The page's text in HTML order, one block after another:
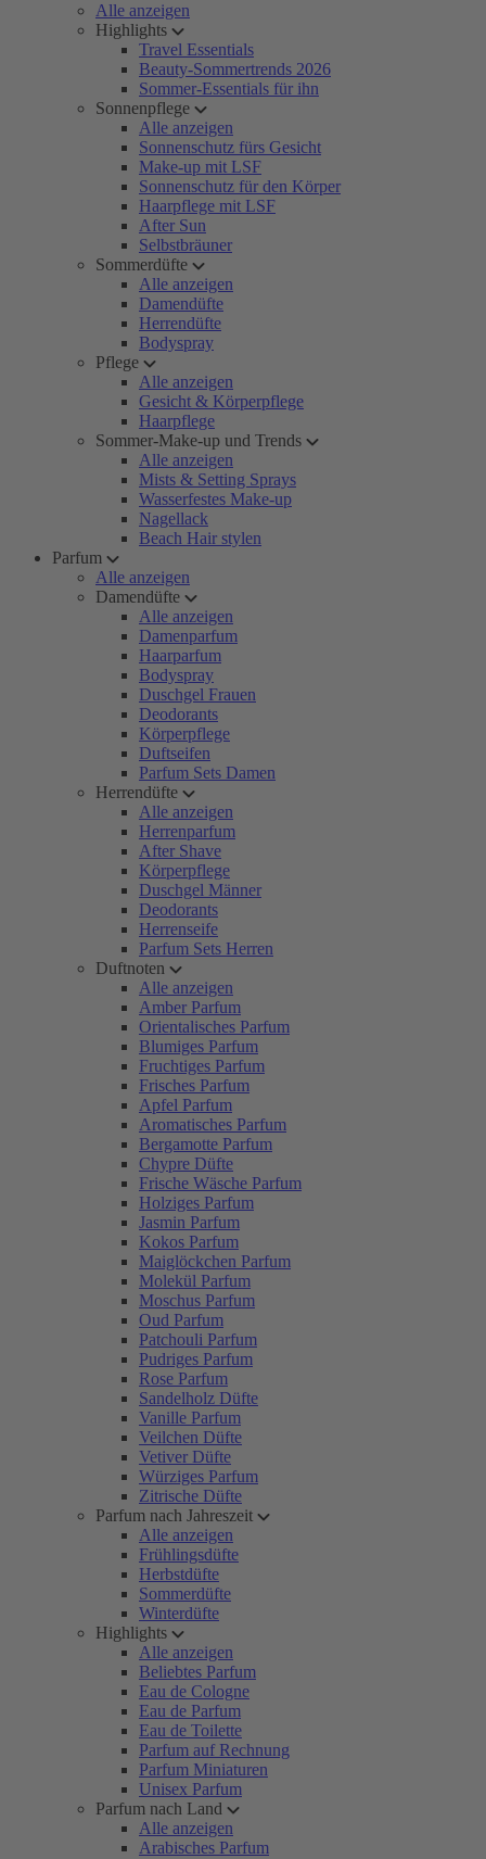
Alle anzeigen
Highlights
Travel Essentials
Beauty-Sommertrends 2026
Sommer-Essentials für ihn
Sonnenpflege
Alle anzeigen
Sonnenschutz fürs Gesicht
Make-up mit LSF
Sonnenschutz für den Körper
Haarpflege mit LSF
After Sun
Selbstbräuner
Sommerdüfte
Alle anzeigen
Damendüfte
Herrendüfte
Bodyspray
Pflege
Alle anzeigen
Gesicht & Körperpflege
Haarpflege
Sommer-Make-up und Trends
Alle anzeigen
Mists & Setting Sprays
Wasserfestes Make-up
Nagellack
Beach Hair stylen
Parfum
Alle anzeigen
Damendüfte
Alle anzeigen
Damenparfum
Haarparfum
Bodyspray
Duschgel Frauen
Deodorants
Körperpflege
Duftseifen
Parfum Sets Damen
Herrendüfte
Alle anzeigen
Herrenparfum
After Shave
Körperpflege
Duschgel Männer
Deodorants
Herrenseife
Parfum Sets Herren
Duftnoten
Alle anzeigen
Amber Parfum
Orientalisches Parfum
Blumiges Parfum
Fruchtiges Parfum
Frisches Parfum
Apfel Parfum
Aromatisches Parfum
Bergamotte Parfum
Chypre Düfte
Frische Wäsche Parfum
Holziges Parfum
Jasmin Parfum
Kokos Parfum
Maiglöckchen Parfum
Molekül Parfum
Moschus Parfum
Oud Parfum
Patchouli Parfum
Pudriges Parfum
Rose Parfum
Sandelholz Düfte
Vanille Parfum
Veilchen Düfte
Vetiver Düfte
Würziges Parfum
Zitrische Düfte
Parfum nach Jahreszeit
Alle anzeigen
Frühlingsdüfte
Herbstdüfte
Sommerdüfte
Winterdüfte
Highlights
Alle anzeigen
Beliebtes Parfum
Eau de Cologne
Eau de Parfum
Eau de Toilette
Parfum auf Rechnung
Parfum Miniaturen
Unisex Parfum
Parfum nach Land
Alle anzeigen
Arabisches Parfum